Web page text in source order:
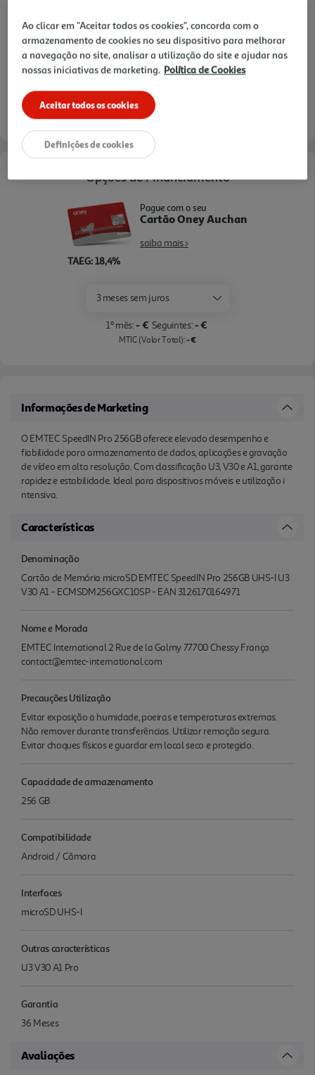
rapidez e estabilidade. Ideal para dispositivos
móveis e utilização i ntensiva.
78,99 €
Opções de Financiamento
TAEG: 18,4%
Pague com o seu
Cartão Oney Auchan
saiba mais >
3 meses sem juros
1º mês:- € Seguintes:- €
MTIC (Valor Total):- €
Informações de Marketing
O EMTEC SpeedIN Pro 256GB oferece elevado desempenho e
fiabilidade para armazenamento de dados, aplicações e gravação
de vídeo em alta resolução. Com classificação U3, V30 e A1, garante
rapidez e estabilidade. Ideal para dispositivos móveis e utilização i
ntensiva.
Características
Denominação
Cartão de Memória microSD EMTEC SpeedIN Pro 256GB UHS-I U3
V30 A1 - ECMSDM256GXC10SP - EAN 3126170164971
Nome e Morada
EMTEC International 2 Rue de la Galmy 77700 Chessy França
contact@emtec-international.com
Precauções Utilização
Evitar exposição a humidade, poeiras e temperaturas extremas.
Não remover durante transferências. Utilizar remoção segura.
Evitar choques físicos e guardar em local seco e protegido.
Capacidade de armazenamento
256 GB
Compatibilidade
Android / Câmara
Interfaces
microSD UHS-I
Outras características
U3 V30 A1 Pro
Garantia
36 Meses
Avaliações
Ao clicar em "Aceitar todos os cookies", concorda com o
armazenamento de cookies no seu dispositivo para melhorar
a navegação no site, analisar a utilização do site e ajudar nas
nossas iniciativas de marketing. Política de Cookies
Aceitar todos os cookies
Definições de cookies